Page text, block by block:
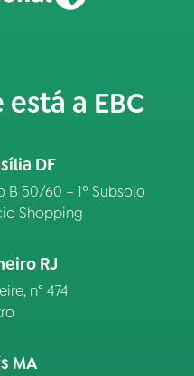
a EBC
DF
B 50/60 – 1º Subsolo
Shopping
RJ
n° 474
MA